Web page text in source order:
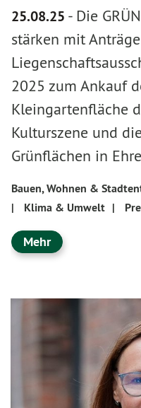
25.08.25 - Die
stärken mit
2025 zum Ankauf
Kleingartenfläche
Kulturszene und
Grünflächen in
Bauen, Wohnen &
|
Klima & Umwelt |
Mehr